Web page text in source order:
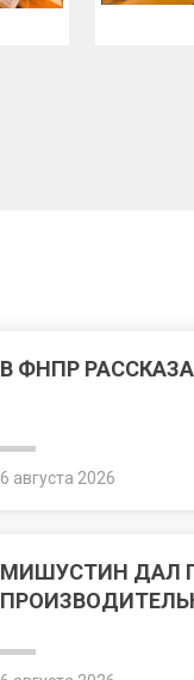
В ФНПР
6 августа 2026
МИШУСТИН ДАЛ